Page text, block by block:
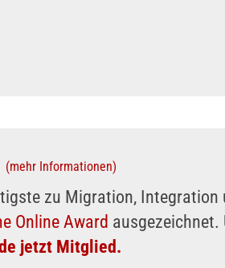
(mehr Informationen)
zu Migration, Integration
Online Award
jetzt Mitglied.